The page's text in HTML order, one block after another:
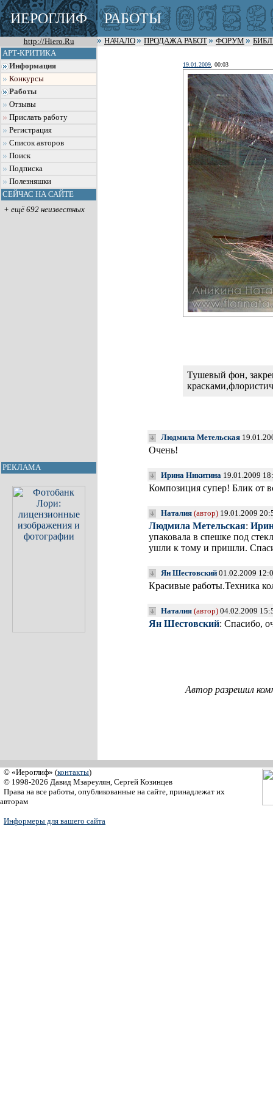
ИЕРОГЛИФ РАБОТЫ
http://Hiero.Ru НАЧАЛО ПРОДАЖА РАБОТ ФОРУМ
АРТ-КРИТИКА
Информация
Конкурсы
Работы
Отзывы
Прислать работу
Регистрация
Список авторов
Поиск
Подписка
Полезняшки
СЕЙЧАС НА САЙТЕ
+ ещё 692 неизвестных
РЕКЛАМА
19.01.2009 , 00:03
Тушевый фон,
Людмила Метельская
Очень!
Ирина Никитина 19.01.2009
Композиция супер! Блик от
Наталия (автор) 19.01.2009
Людмила Метельская:
упаковала в спешке под
ушли к тому и пришли.
Ян Шестовский 01.02.2009
Красивые работы.Техника
Наталия (автор) 04.02.2009
Ян Шестовский: Спасибо,
Автор разрешил
© «Иероглиф» (контакты)
© 1998-2026 Давид Мзареулян, Сергей Козинцев
Права на все работы, опубликованные на сайте, принадлежат их
авторам
Информеры для вашего сайта